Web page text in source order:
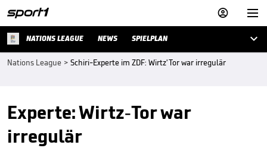


NATIONS LEAGUE NEWS SPIELPLAN 
Nations League > Schiri-Experte im ZDF: Wirtz' Tor war irregulär
Experte: Wirtz-Tor war
irregulär